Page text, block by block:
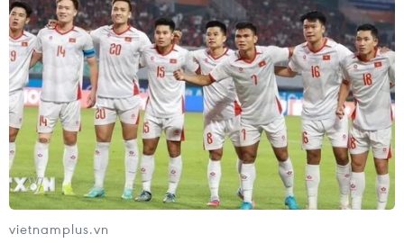
(TTXVN/Vietnam+)
vietnamplus.vn